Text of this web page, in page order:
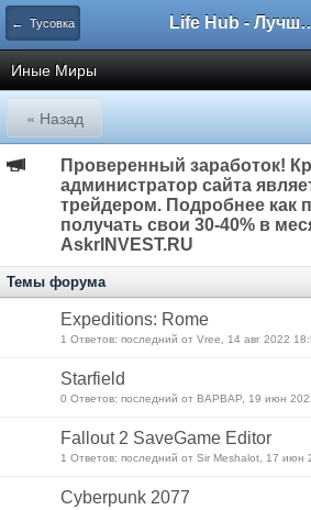
← Тусовка Life Hub - Лучшие
Иные Миры
« Назад
Проверенный заработок!
администратор сайта
трейдером. Подробнее как
получать свои 30-40% в
AskrINVEST.RU
Темы форума
Expeditions: Rome
1 Ответов: последний от Vree, 14 авг 2022
Starfield
0 Ответов: последний от BAPBAP, 19 июн
Fallout 2 SaveGame Editor
1 Ответов: последний от Sir Meshalot, 17 июн
Cyberpunk 2077